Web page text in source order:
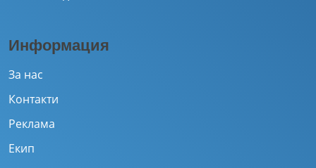
Информация
За нас
Контакти
Реклама
Екип